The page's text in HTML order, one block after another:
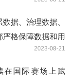
据、治理数据、
格保障数据和用
2023-08-21
在国际赛场上赋